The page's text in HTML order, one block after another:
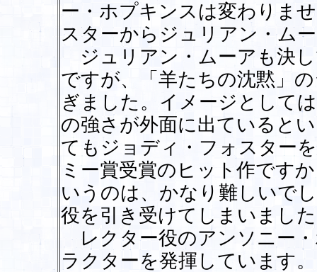
ー・ホプキンスは変わりま
スターからジュリアン・ム
ジュリアン・ムーアも決し
ですが、「羊たちの沈黙」
ぎました。イメージとして
の強さが外面に出ていると
てもジョディ・フォスター
ミー賞受賞のヒット作です
いうのは、かなり難しいで
役を引き受けてしまいまし
レクター役のアンソニー
ラクターを発揮しています